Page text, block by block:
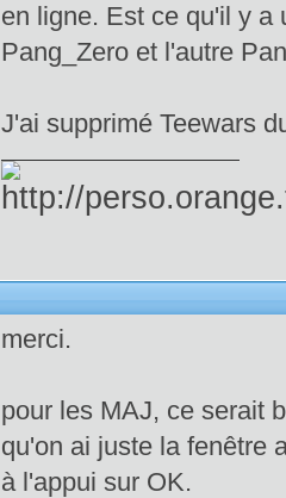
en ligne. Est ce qu'il y a
Pang_Zero et l'autre
J'ai supprimé Teewars
merci.
pour les MAJ, ce serait
qu'on ai juste la fenêtre
à l'appui sur OK.